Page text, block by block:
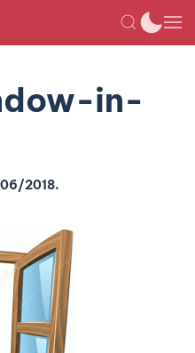
in-
2018.